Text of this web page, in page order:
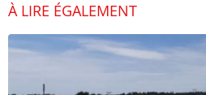
À LIRE ÉGALEMENT